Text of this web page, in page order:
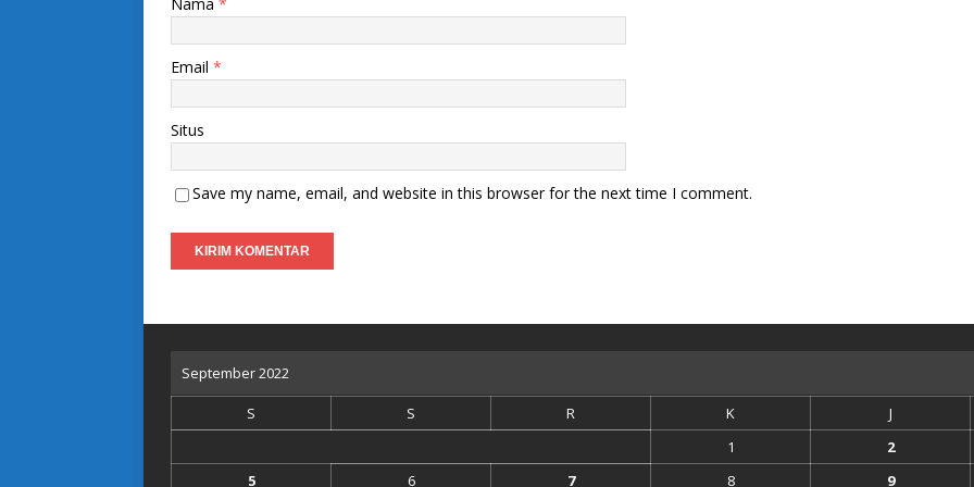
Email *
Situs
Save my name, email, and website in this browser for the next time I comment.
September 2022
S S R K J
1
2
5
6 7 8 9